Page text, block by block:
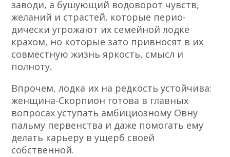
заводи, а бушующий водово­рот чувств,
желаний и страстей, которые перио­
дически угрожают их семейной лодке
крахом, но которые зато привносят в их
совместную жизнь яркость, смысл и
полноту.
Впрочем, лодка их на редкость устойчива:
женщина-Скорпион готова в главных
вопросах уступать амбициозному Овну
пальму первен­ства и даже помогать ему
делать карьеру в ущерб своей
собственной.